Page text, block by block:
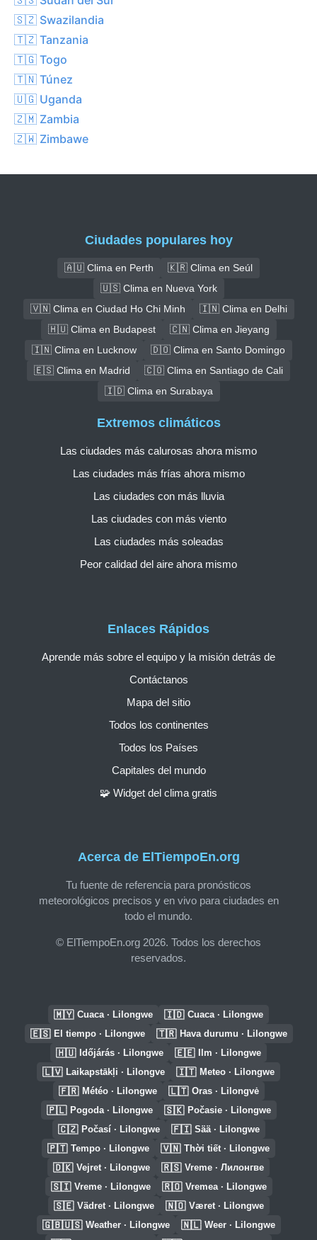
🇸🇿 Swazilandia
🇹🇿 Tanzania
🇹🇬 Togo
🇹🇳 Túnez
🇺🇬 Uganda
🇿🇲 Zambia
🇿🇼 Zimbawe
Ciudades populares hoy
🇦🇺 Clima en Perth
🇰🇷 Clima en Seúl
🇺🇸 Clima en Nueva York
🇻🇳 Clima en Ciudad Ho Chi Minh
🇮🇳 Clima en Delhi
🇭🇺 Clima en Budapest
🇨🇳 Clima en Jieyang
🇮🇳 Clima en Lucknow
🇩🇴 Clima en Santo Domingo
🇪🇸 Clima en Madrid
🇨🇴 Clima en Santiago de Cali
🇮🇩 Clima en Surabaya
Acerca de ElTiempoEn.org
Tu fuente de referencia para pronósticos
meteorológicos precisos y en vivo para ciudades en
todo el mundo.
© ElTiempoEn.org 2026. Todos los derechos
reservados.
Enlaces Rápidos
Aprende más sobre el equipo y la misión detrás de
Contáctanos
Mapa del sitio
Todos los continentes
Todos los Países
Capitales del mundo
🧩 Widget del clima gratis
Extremos climáticos
Las ciudades más calurosas ahora mismo
Las ciudades más frías ahora mismo
Las ciudades con más lluvia
Las ciudades con más viento
Las ciudades más soleadas
Peor calidad del aire ahora mismo
🇲🇾 Cuaca · Lilongwe 🇮🇩 Cuaca · Lilongwe
🇪🇸 El tiempo · Lilongwe 🇹🇷 Hava durumu · Lilongwe
🇭🇺 Időjárás · Lilongwe 🇪🇪 Ilm · Lilongwe
🇱🇻 Laikapstākļi · Lilongve 🇮🇹 Meteo · Lilongwe
🇫🇷 Météo · Lilongwe 🇱🇹 Oras · Lilongvė
🇵🇱 Pogoda · Lilongwe 🇸🇰 Počasie · Lilongwe
🇨🇿 Počasí · Lilongwe 🇫🇮 Sää · Lilongwe
🇵🇹 Tempo · Lilongwe 🇻🇳 Thời tiết · Lilongwe
🇩🇰 Vejret · Lilongwe 🇷🇸 Vreme · Лилонгве
🇸🇮 Vreme · Lilongwe 🇷🇴 Vremea · Lilongwe
🇸🇪 Vädret · Lilongwe 🇳🇴 Været · Lilongwe
🇬🇧🇺🇸 Weather · Lilongwe 🇳🇱 Weer · Lilongwe